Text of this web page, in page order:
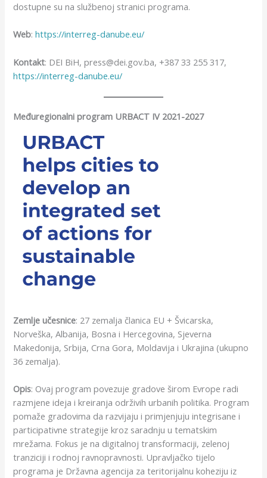
dostupne su na službenoj stranici programa.
Web:https://interreg-danube.eu/
Kontakt: DEI BiH, press@dei.gov.ba, +387 33 255 317,
https://interreg-danube.eu/
Međuregionalni program URBACT IV 2021-2027
Zemlje učesnice: 27 zemalja članica EU + Švicarska,
Norveška, Albanija, Bosna i Hercegovina, Sjeverna
Makedonija, Srbija, Crna Gora, Moldavija i Ukrajina (ukupno
36 zemalja).
Opis: Ovaj program povezuje gradove širom Evrope radi
razmjene ideja i kreiranja održivih urbanih politika. Program
pomaže gradovima da razvijaju i primjenjuju integrisane i
participativne strategije kroz saradnju u tematskim
mrežama. Fokus je na digitalnoj transformaciji, zelenoj
tranziciji i rodnoj ravnopravnosti. Upravljačko tijelo
programa je Državna agencija za teritorijalnu koheziju iz